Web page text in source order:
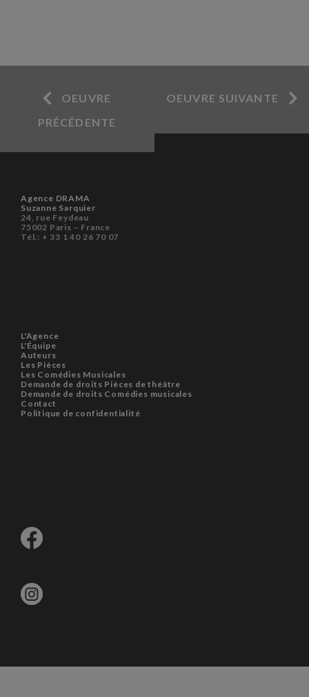
OEUVRE
PRÉCÉDENTE
OEUVRE SUIVANTE
Agence DRAMA
Suzanne Sarquier
24, rue Feydeau
75002 Paris – France
Tél.: + 33 1 40 26 70 07
L'Agence
L'Équipe
Auteurs
Les Pièces
Les Comédies Musicales
Demande de droits Pièces de théâtre
Demande de droits Comédies musicales
Contact
Politique de confidentialité